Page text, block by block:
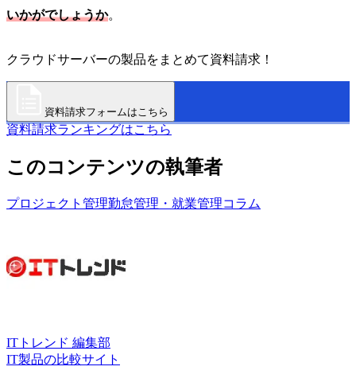
いかがでしょうか。
クラウドサーバーの製品をまとめて資料請求！
資料請求フォームはこちら
資料請求ランキングはこちら
このコンテンツの執筆者
プロジェクト管理勤怠管理・就業管理コラム
ITトレンド 編集部
IT製品の比較サイト